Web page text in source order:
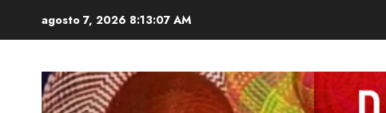
agosto 7, 2026 8:13:08 AM